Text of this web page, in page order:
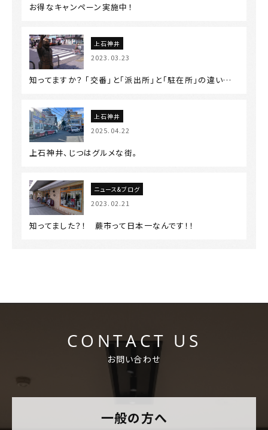
お得なキャンペーン実施中！
上石神井
2023.03.23
知ってますか？ 「交番」と「派出所」と「駐在所」の違い…
上石神井
2025.04.22
上石神井、じつはグルメな街。
ニュース&ブログ
2023.02.21
知ってました？！ 蕨市って日本一なんです！！
CONTACT US
お問い合わせ
一般の方へ